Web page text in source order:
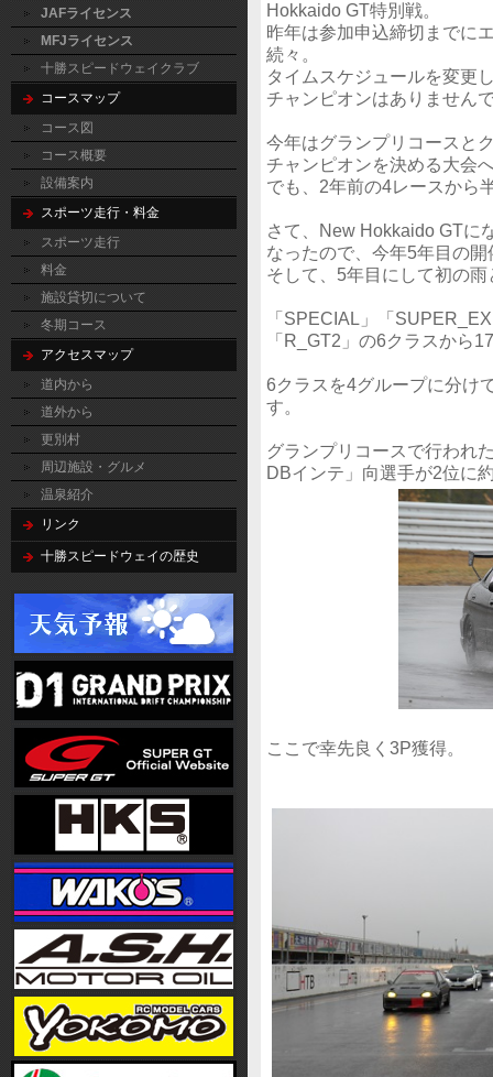
JAFライセンス
MFJライセンス
十勝スピードウェイクラブ
コースマップ
コース図
コース概要
設備案内
スポーツ走行・料金
スポーツ走行
料金
施設貸切について
冬期コース
アクセスマップ
道内から
道外から
更別村
周辺施設・グルメ
温泉紹介
リンク
十勝スピードウェイの歴史
Hokkaido GT特別戦。
昨年は参加申込締切までに
続々。
タイムスケジュールを変更
チャンピオンはありません
今年はグランプリコースと
チャンピオンを決める大会
でも、2年前の4レースから
さて、New Hokkaido GTに
なったので、今年5年目の開
そして、5年目にして初の
「SPECIAL」「
「R_GT2」の6クラスから
6クラスを4グループに分け
す。
グランプリコースで行われ
DBインテ」向選手が2位に
ここで幸先良く3P獲得。